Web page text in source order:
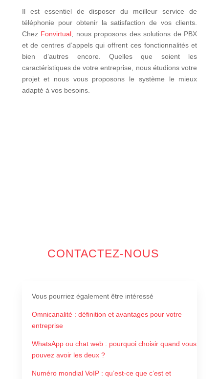
Il est essentiel de disposer du meilleur service de
téléphonie pour obtenir la satisfaction de vos clients.
Chez Fonvirtual, nous proposons des solutions de PBX
et de centres d’appels qui offrent ces fonctionnalités et
bien d’autres encore. Quelles que soient les
caractéristiques de votre entreprise, nous étudions votre
projet et nous vous proposons le système le mieux
adapté à vos besoins.
CONTACTEZ-NOUS
Vous pourriez également être intéressé
Omnicanalité : définition et avantages pour votre
entreprise
WhatsApp ou chat web : pourquoi choisir quand vous
pouvez avoir les deux ?
Numéro mondial VoIP : qu’est-ce que c’est et